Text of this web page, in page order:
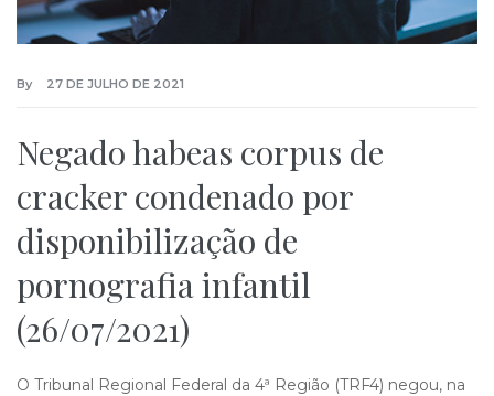
By 27 DE JULHO DE 2021
Negado habeas corpus de
cracker condenado por
disponibilização de
pornografia infantil
(26/07/2021)
O Tribunal Regional Federal da 4ª Região (TRF4) negou, na